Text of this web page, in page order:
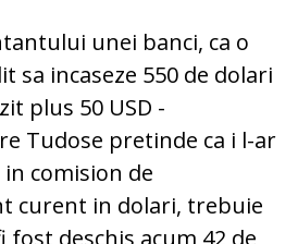
unei banci, ca o
sa incaseze 550 de dolari
plus 50 USD -
Tudose pretinde ca i l-ar
comision de
curent in dolari, trebuie